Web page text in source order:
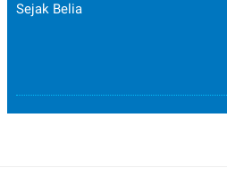
Sejak Belia